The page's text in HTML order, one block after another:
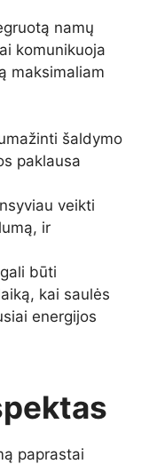
namų
komunikuoja
maksimaliam
šaldymo
paklausa
veikti
ir
būti
kai saulės
energijos
paprastai